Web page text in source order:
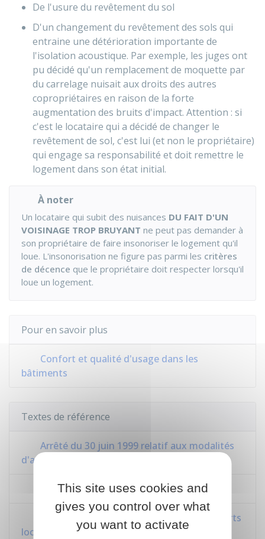
De l'usure du revêtement du sol
D'un changement du revêtement des sols qui
entraine une détérioration importante de
l'isolation acoustique. Par exemple, les juges ont
pu décidé qu'un remplacement de moquette par
du carrelage nuisait aux droits des autres
copropriétaires en raison de la forte
augmentation des bruits d'impact. Attention : si
c'est le locataire qui a décidé de changer le
revêtement de sol, c'est lui (et non le propriétaire)
qui engage sa responsabilité et doit remettre le
logement dans son état initial.
À noter
Un locataire qui subit des nuisances DU FAIT D'UN
VOISINAGE TROP BRUYANT ne peut pas demander à
son propriétaire de faire insonoriser le logement qu'il
loue. L'insonorisation ne figure pas parmi les critères
de décence que le propriétaire doit respecter lorsqu'il
loue un logement.
Pour en savoir plus
Confort et qualité d'usage dans les
bâtiments
Textes de référence
Arrêté du 30 juin 1999 relatif aux modalités
d'application de la réglementation acoustique
Code civil : article 1253
Loi n°89-462 du 6 juillet 1989 sur les rapports
locatifs : article 6
This site uses cookies and
gives you control over what
you want to activate